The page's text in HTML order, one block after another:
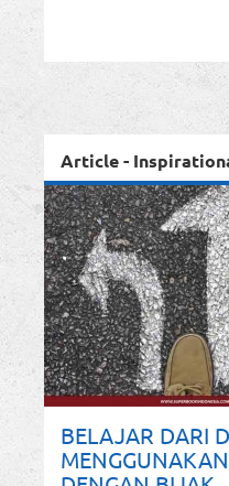
Article -
BELAJAR DARI